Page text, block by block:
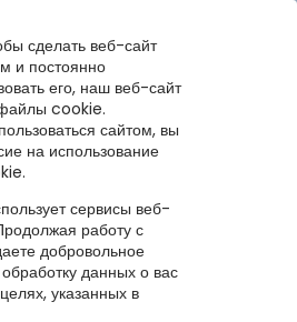
и публикации для
50
сделать веб-сайт
и постоянно
его, наш веб-сайт
cookie.
сайтом, вы
на использование
сервисы веб-
работу с
добровольное
данных о вас
указанных в
Читателям
к полнотекстовым документам и
необходимо авторизоваться.
записи,зарегистрируйтесь.
пароля
пароль
к профилю на портале. На
на портале
имеют доступ к
сценариям мероприятий,
полнотекстовым документам, а
снова